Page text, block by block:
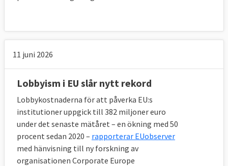
3. Vilka är lobbyisterna i Bryssel?
Lobbyisterna representerar alla möjliga olika
intressen.
Dessa kan delas upp i följande fyra
huvudgrupper:
• Företag såsom H&M och Volvo och
branschorganisationer såsom Svenskt
Näringsliv eller BusinessEurope.
11 juni 2026
Lobbyism i EU slår nytt rekord
Lobbykostnaderna för att påverka EU:s
institutioner uppgick till 382 miljoner euro
under det senaste mätåret – en ökning med 50
procent sedan 2020 – rapporterar EUobserver
med hänvisning till ny forskning av
organisationen Corporate Europe